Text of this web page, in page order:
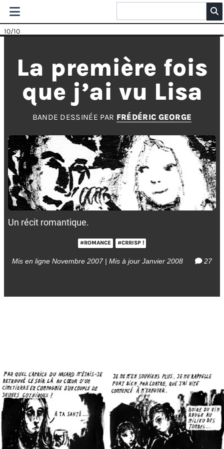
10/10
La première fois
que j’ai vu Lisa
BANDE DESSINÉE PAR FRÉDÉRIC GEORGE
Un récit romantique.
#ROMANCE #CRRISP !
Mis en ligne Novembre 2007 | Mis à jour Janvier 2008 27